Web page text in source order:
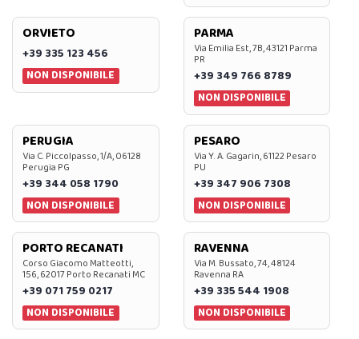
ORVIETO
+39 335 123 456
NON DISPONIBILE
PARMA
Via Emilia Est, 7B, 43121 Parma
PR
+39 349 766 8789
NON DISPONIBILE
PERUGIA
Via C. Piccolpasso, 1/A, 06128
Perugia PG
+39 344 058 1790
NON DISPONIBILE
PESARO
Via Y. A. Gagarin, 61122 Pesaro
PU
+39 347 906 7308
NON DISPONIBILE
PORTO RECANATI
Corso Giacomo Matteotti,
156, 62017 Porto Recanati MC
+39 071 759 0217
NON DISPONIBILE
RAVENNA
Via M. Bussato, 74, 48124
Ravenna RA
+39 335 544 1908
NON DISPONIBILE